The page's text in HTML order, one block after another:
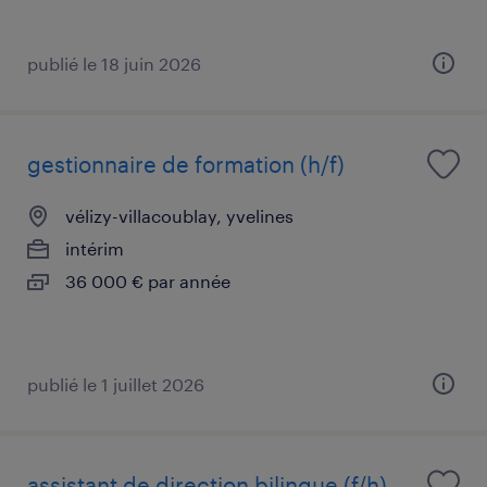
publié le 18 juin 2026
gestionnaire de formation (h/f)
vélizy-villacoublay, yvelines
intérim
36 000 € par année
publié le 1 juillet 2026